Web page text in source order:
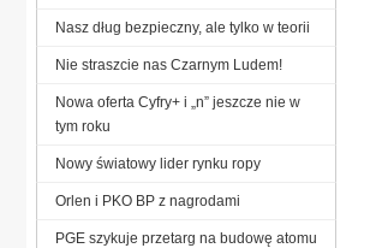
Nasz dług bezpieczny, ale tylko w teorii
Nie straszcie nas Czarnym Ludem!
Nowa oferta Cyfry+ i „n” jeszcze nie w
tym roku
Nowy światowy lider rynku ropy
Orlen i PKO BP z nagrodami
PGE szykuje przetarg na budowę atomu